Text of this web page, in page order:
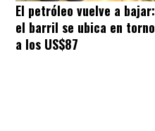
El petróleo vuelve a bajar:
el barril se ubica en torno
a los US$87